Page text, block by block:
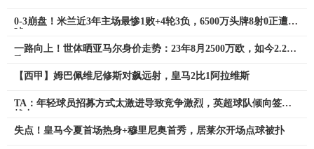
0-3崩盘！米兰近3年主场最惨1败+4轮3负，6500万头牌8射0正遭狂
一路向上！世体晒亚马尔身价走势：23年8月2500万欧，如今2.2亿
【西甲】姆巴佩维尼修斯对飙远射，皇马2比1阿拉维斯
TA：年轻球员招募方式太激进导致竞争激烈，英超球队倾向签即
失点！皇马今夏首场热身+穆里尼奥首秀，居莱尔开场点球被扑